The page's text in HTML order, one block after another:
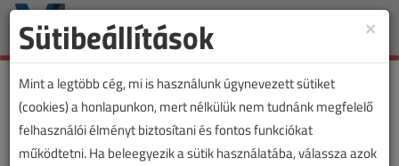
Toggle
×
Sütibeállítások
Mint a legtöbb cég, mi is használunk úgynevezett sütiket
(cookies) a honlapunkon, mert nélkülük nem tudnánk megfelelő
felhasználói élményt biztosítani és fontos funkciókat
működtetni. Ha beleegyezik a sütik használatába, válassza azok